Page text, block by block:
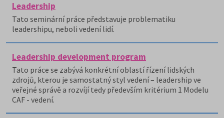
Leadership
Tato seminární práce představuje problematiku
leadershipu, neboli vedení lidí.
Leadership development program
Tato práce se zabývá konkrétní oblastí řízení lidských
zdrojů, kterou je samostatný styl vedení – leadership ve
veřejné správě a rozvíjí tedy především kritérium 1 Modelu
CAF - vedení.